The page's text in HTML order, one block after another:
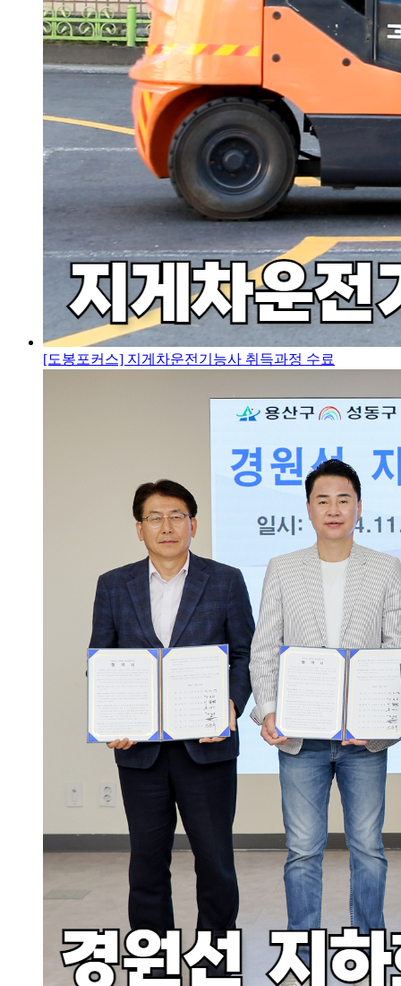
[도봉포커스] 지게차운전기능사 취득과정 수료